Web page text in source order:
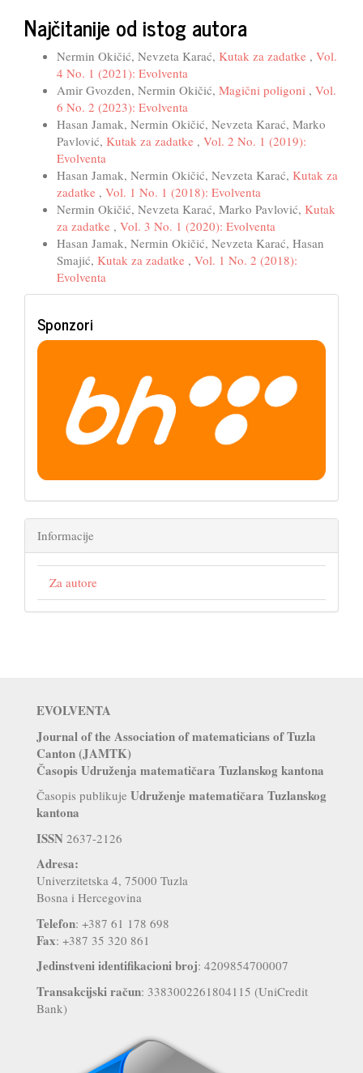
Najčitanije od istog autora
Nermin Okičić, Nevzeta Karać, Kutak za zadatke , Vol.
4 No. 1 (2021): Evolventa
Amir Gvozden, Nermin Okičić, Magični poligoni , Vol.
6 No. 2 (2023): Evolventa
Hasan Jamak, Nermin Okičić, Nevzeta Karać, Marko
Pavlović, Kutak za zadatke , Vol. 2 No. 1 (2019):
Evolventa
Hasan Jamak, Nermin Okičić, Nevzeta Karać, Kutak za
zadatke , Vol. 1 No. 1 (2018): Evolventa
Nermin Okičić, Nevzeta Karać, Marko Pavlović, Kutak
za zadatke , Vol. 3 No. 1 (2020): Evolventa
Hasan Jamak, Nermin Okičić, Nevzeta Karać, Hasan
Smajić, Kutak za zadatke , Vol. 1 No. 2 (2018):
Evolventa
Sponzori
Informacije
Za autore
EVOLVENTA
Journal of the Association of matematicians of Tuzla
Canton (JAMTK)
Časopis Udruženja matematičara Tuzlanskog kantona
Časopis publikuje Udruženje matematičara Tuzlanskog
kantona
ISSN 2637-2126
Adresa:
Univerzitetska 4, 75000 Tuzla
Bosna i Hercegovina
Telefon: +387 61 178 698
Fax: +387 35 320 861
Jedinstveni identifikacioni broj: 4209854700007
Transakcijski račun: 3383002261804115 (UniCredit
Bank)